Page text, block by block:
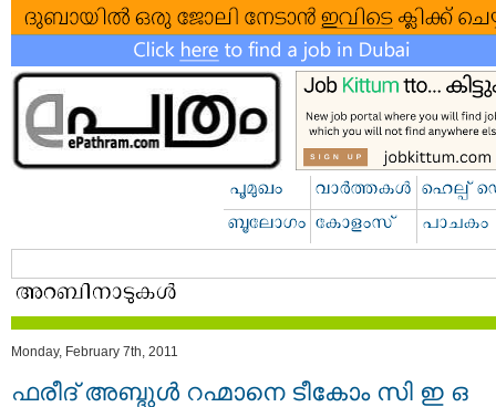
Monday, February 7th, 2011
ഫരീദ് അബ്ദുള്‍ റഹ്മാനെ ടീകോം സി ഇ ഒ